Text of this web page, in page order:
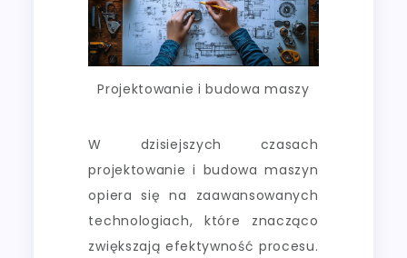
Projektowanie i budowa maszy
W dzisiejszych czasach
projektowanie i budowa maszyn
opiera się na zaawansowanych
technologiach, które znacząco
zwiększają efektywność procesu.